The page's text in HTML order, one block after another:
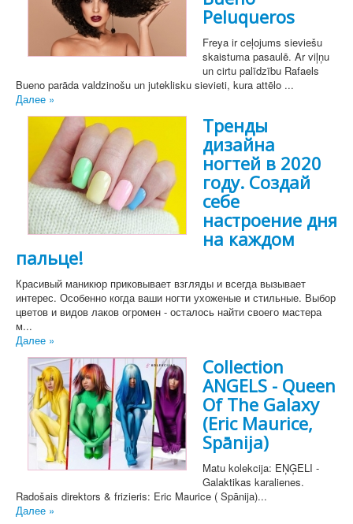
Peluqueros
Freya ir ceļojums sieviešu
skaistuma pasaulē. Ar viļņu
un cirtu palīdzību Rafaels
Bueno parāda valdzinošu un juteklisku sievieti, kura attēlo ...
Далее »
Тренды
дизайна
ногтей в 2020
году. Создай
себе
настроение дня
на каждом
пальце!
Красивый маникюр приковывает взгляды и всегда вызывает
интерес. Особенно когда ваши ногти ухоженые и стильные. Выбор
цветов и видов лаков огромен - осталось найти своего мастера
м...
Далее »
Collection
ANGELS - Queen
Of The Galaxy
(Eric Maurice,
Spānija)
Matu kolekcija: EŅĢELI -
Galaktikas karalienes.
Radošais direktors & frizieris: Eric Maurice ( Spānija)...
Далее »